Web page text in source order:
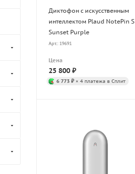
Диктофон с искусственным
интеллектом Plaud NotePin S
Sunset Purple
Арт.: 19691
Цена
25 800 ₽
6 773 ₽ × 4 платежа в Сплит